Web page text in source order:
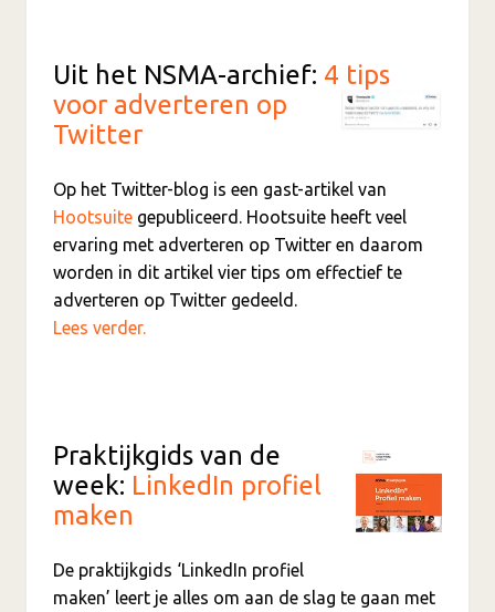
Uit het NSMA-archief: 4 tips
voor adverteren op
Twitter
Op het Twitter-blog is een gast-artikel van
Hootsuite gepubliceerd. Hootsuite heeft veel
ervaring met adverteren op Twitter en daarom
worden in dit artikel vier tips om effectief te
adverteren op Twitter gedeeld.
Lees verder.
Praktijkgids van de
week: LinkedIn profiel
maken
De praktijkgids ‘LinkedIn profiel
maken’ leert je alles om aan de slag te gaan met